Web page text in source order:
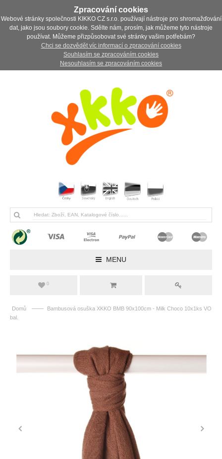
Zpracování cookies
Webové stránky společnosti KIKKO CZ s.r.o. používají nástroje pro shromažďování
dat, jako jsou soubory cookie. Sdělte nám, prosím, jak můžeme tyto nástroje
používat. Můžeme přizpůsobovat své stránky vašim potřebám?
Chci se dozvědět víc informací o zpracování cookies
Souhlasím se zpracováním cookies
Nesouhlasím se zpracováním cookies
MENU
0
Domů ——
Bambusová osuška XKKO BMB 90x100cm - Milk Choco 10x1ks VO
bal.